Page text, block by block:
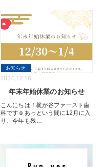
お知らせ
2024.12.16
年末年始休業のお知らせ
こんにちは！梶が谷ファースト歯
科です☺️あっという間に12月に入
り、今年も残…